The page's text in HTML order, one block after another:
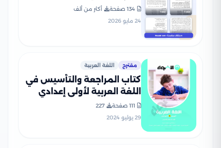
من وزارة التربية والتعليم PDF
134 صفحة
أكثر من ألف
24 مايو 2026
مقترح اللغة العربية
كتاب المراجعة والتأسيس في
اللغة العربية لأولى إعدادي
من الأضواء بصيغة PDF
111 صفحة
227
29 يوليو 2024